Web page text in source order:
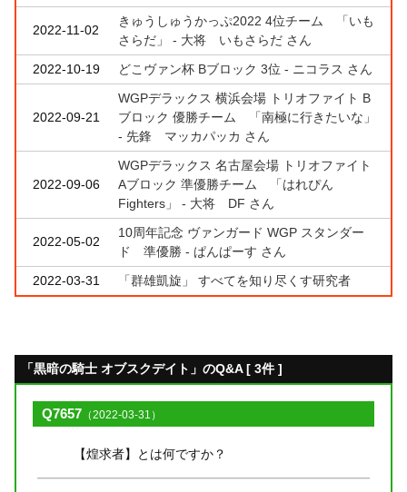
2022-11-02
きゅうしゅうかっぷ2022 4位チーム 「いも
さらだ」 - 大将 いもさらだ さん
2022-10-19
どこヴァン杯 Bブロック 3位 - ニコラス さん
2022-09-21
WGPデラックス 横浜会場 トリオファイト B
ブロック 優勝チーム 「南極に行きたいな」
- 先鋒 マッカパッカ さん
2022-09-06
WGPデラックス 名古屋会場 トリオファイト
Aブロック 準優勝チーム 「はれぴん
Fighters」 - 大将 DF さん
2022-05-02
10周年記念 ヴァンガード WGP スタンダー
ド 準優勝 - ぱんぱーす さん
2022-03-31
「群雄凱旋」 すべてを知り尽くす研究者
「黒暗の騎士 オブスクデイト」のQ&A [ 3件 ]
Q7657 （2022-03-31）
【煌求者】とは何ですか？